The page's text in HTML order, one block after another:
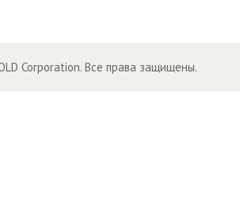
Corporation. Все права защищены.